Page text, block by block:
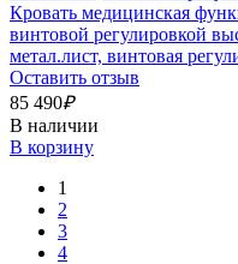
Кровать медицинская
винтовой регулировкой
метал.лист, винтовая
Оставить отзыв
85 490₽
В наличии
В корзину
1
2
3
4